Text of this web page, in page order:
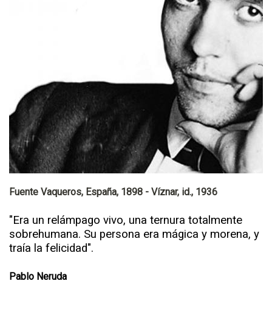
Fuente Vaqueros, España, 1898 - Víznar, id., 1936
"Era un relámpago vivo, una ternura totalmente
sobrehumana. Su persona era mágica y morena, y
traía la felicidad".
Pablo Neruda